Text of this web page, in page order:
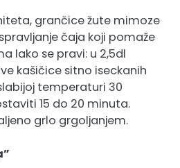
grančice žute mimoze
čaja koji pomaže
lako se pravi: u 2,5dl
kašičice sitno iseckanih
temperaturi 30
15 do 20 minuta.
grlo grgoljanjem.